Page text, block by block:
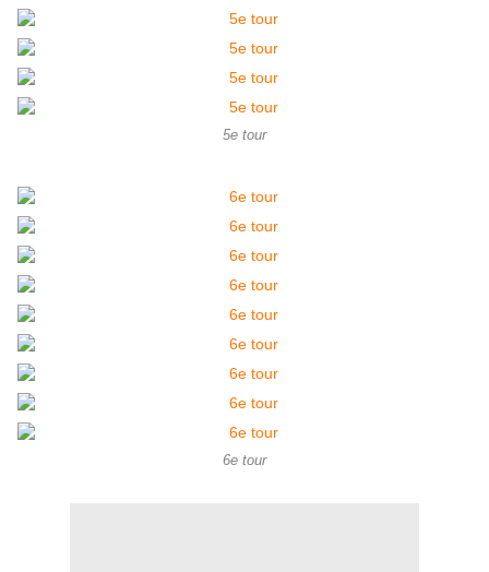
5e tour
6e tour